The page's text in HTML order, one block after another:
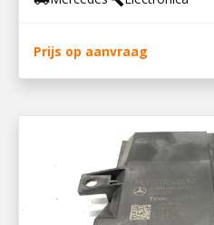
Prijs op aanvraag